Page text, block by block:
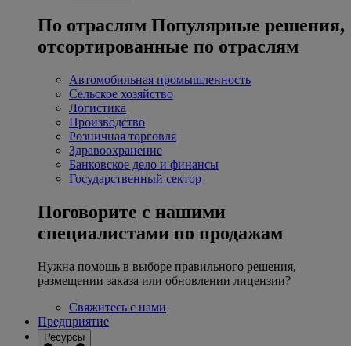
По отраслям Популярные решения,
отсортированные по отраслям
Автомобильная промышленность
Сельское хозяйство
Логистика
Производство
Розничная торговля
Здравоохранение
Банковское дело и финансы
Государственный сектор
Поговорите с нашими
специалистами по продажам
Нужна помощь в выборе правильного решения,
размещении заказа или обновлении лицензии?
Свяжитесь с нами
Предприятие
Ресурсы